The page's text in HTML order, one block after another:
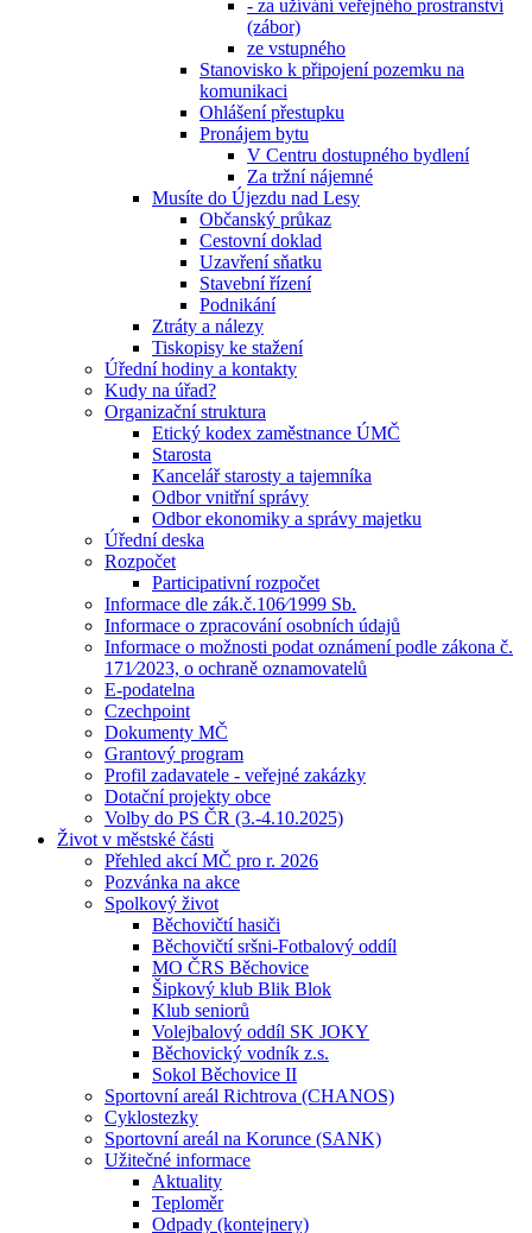
- za užívání veřejného prostranství
(zábor)
ze vstupného
Stanovisko k připojení pozemku na
komunikaci
Ohlášení přestupku
Pronájem bytu
V Centru dostupného bydlení
Za tržní nájemné
Musíte do Újezdu nad Lesy
Občanský průkaz
Cestovní doklad
Uzavření sňatku
Stavební řízení
Podnikání
Ztráty a nálezy
Tiskopisy ke stažení
Úřední hodiny a kontakty
Kudy na úřad?
Organizační struktura
Etický kodex zaměstnance ÚMČ
Starosta
Kancelář starosty a tajemníka
Odbor vnitřní správy
Odbor ekonomiky a správy majetku
Úřední deska
Rozpočet
Participativní rozpočet
Informace dle zák.č.106⁄1999 Sb.
Informace o zpracování osobních údajů
Informace o možnosti podat oznámení podle zákona č.
171⁄2023, o ochraně oznamovatelů
E-podatelna
Czechpoint
Dokumenty MČ
Grantový program
Profil zadavatele - veřejné zakázky
Dotační projekty obce
Volby do PS ČR (3.-4.10.2025)
Život v městské části
Přehled akcí MČ pro r. 2026
Pozvánka na akce
Spolkový život
Běchovičtí hasiči
Běchovičtí sršni-Fotbalový oddíl
MO ČRS Běchovice
Šipkový klub Blik Blok
Klub seniorů
Volejbalový oddíl SK JOKY
Běchovický vodník z.s.
Sokol Běchovice II
Sportovní areál Richtrova (CHANOS)
Cyklostezky
Sportovní areál na Korunce (SANK)
Užitečné informace
Aktuality
Teploměr
Odpady (kontejnery)